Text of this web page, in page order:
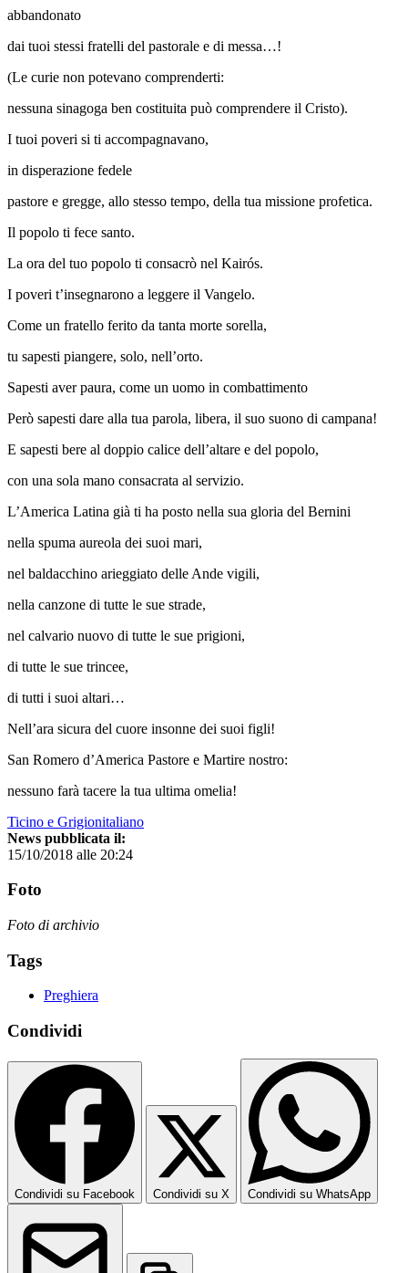
abbandonato
dai tuoi stessi fratelli del pastorale e di messa…!
(Le curie non potevano comprenderti:
nessuna sinagoga ben costituita può comprendere il Cristo).
I tuoi poveri si ti accompagnavano,
in disperazione fedele
pastore e gregge, allo stesso tempo, della tua missione profetica.
Il popolo ti fece santo.
La ora del tuo popolo ti consacrò nel Kairós.
I poveri t’insegnarono a leggere il Vangelo.
Come un fratello ferito da tanta morte sorella,
tu sapesti piangere, solo, nell’orto.
Sapesti aver paura, come un uomo in combattimento
Però sapesti dare alla tua parola, libera, il suo suono di campana!
E sapesti bere al doppio calice dell’altare e del popolo,
con una sola mano consacrata al servizio.
L’America Latina già ti ha posto nella sua gloria del Bernini
nella spuma aureola dei suoi mari,
nel baldacchino arieggiato delle Ande vigili,
nella canzone di tutte le sue strade,
nel calvario nuovo di tutte le sue prigioni,
di tutte le sue trincee,
di tutti i suoi altari…
Nell’ara sicura del cuore insonne dei suoi figli!
San Romero d’America Pastore e Martire nostro:
nessuno farà tacere la tua ultima omelia!
Ticino e Grigionitaliano
News pubblicata il:
15/10/2018 alle 20:24
Foto
Foto di archivio
Tags
Preghiera
Condividi
Condividi su Facebook Condividi su X Condividi su WhatsApp